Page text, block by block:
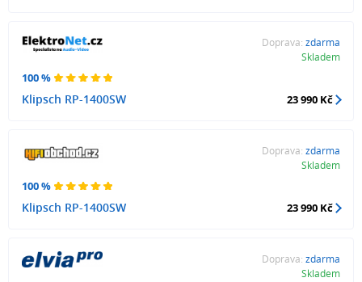
100 %
Klipsch RP-1400SW
Doprava: zdarma
Skladem
23 990 Kč
100 %
Klipsch RP-1400SW
Doprava: zdarma
Skladem
23 990 Kč
Doprava: zdarma
Skladem